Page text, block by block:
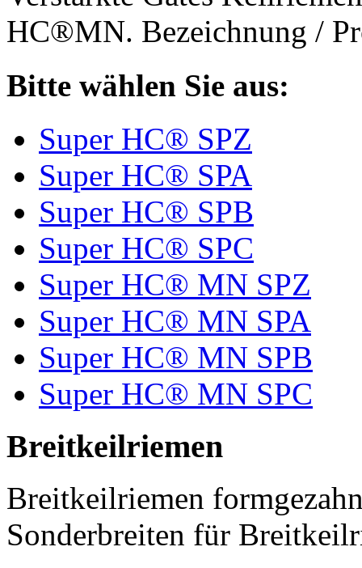
HC®MN. Bezeichnung /
Bitte wählen Sie aus:
Super HC® SPZ
Super HC® SPA
Super HC® SPB
Super HC® SPC
Super HC® MN SPZ
Super HC® MN SPA
Super HC® MN SPB
Super HC® MN SPC
Breitkeilriemen
Breitkeilriemen
Sonderbreiten für